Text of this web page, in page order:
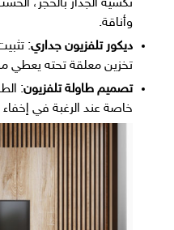
تكسية الجدار بالحجر،
وأناقة.
ديكور تلفزيون جداري:
تخزين معلقة تحته يعطي
تصميم طاولة تلفزيون:
خاصة عند الرغبة في إخفاء